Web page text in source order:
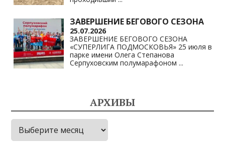
ЗАВЕРШЕНИЕ БЕГОВОГО СЕЗОНА
25.07.2026
ЗАВЕРШЕНИЕ БЕГОВОГО СЕЗОНА
«СУПЕРЛИГА ПОДМОСКОВЬЯ» 25 июля в
парке имени Олега Степанова
Серпуховским полумарафоном ...
АРХИВЫ
Архивы